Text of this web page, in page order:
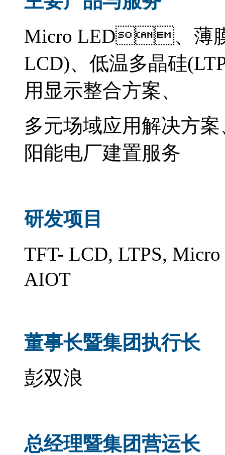
Micro LED、薄
LCD)、低温多晶硅
用显示整合方案、
多元场域应用解决方案
阳能电厂建置服务
研发项目
TFT- LCD, LTPS,
AIOT
董事长暨集团执行长
彭双浪
总经理暨集团营运长